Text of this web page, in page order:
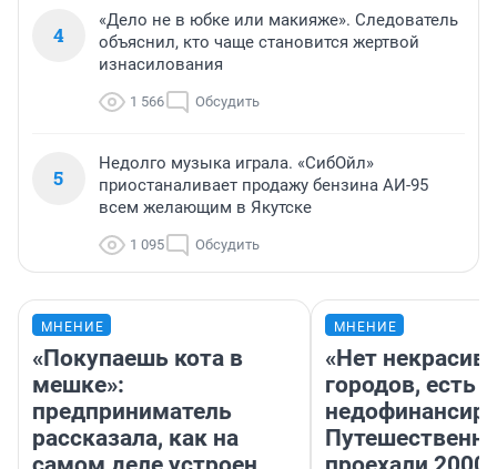
4
«Дело не в юбке или макияже». Следователь
объяснил, кто чаще становится жертвой
изнасилования
1 566 Обсудить
5
Недолго музыка играла. «СибОйл»
приостаналивает продажу бензина АИ-95
всем желающим в Якутске
1 095 Обсудить
МНЕНИЕ
«Покупаешь кота в
мешке»:
предприниматель
рассказала, как на
МНЕНИЕ
«Нет
городов, есть